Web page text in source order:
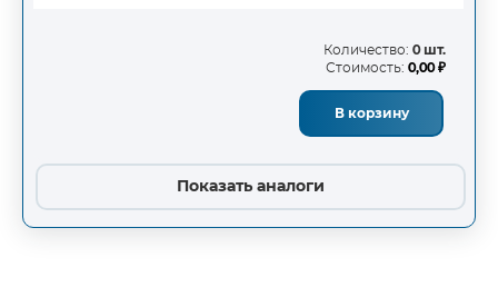
Количество: 0 шт.
Стоимость: 0,00 ₽
В корзину
Показать аналоги